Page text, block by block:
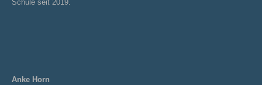
Schule seit 2019.
Anke Horn